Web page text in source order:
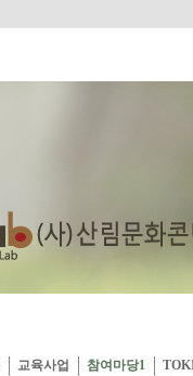
교육사업 참여마당1